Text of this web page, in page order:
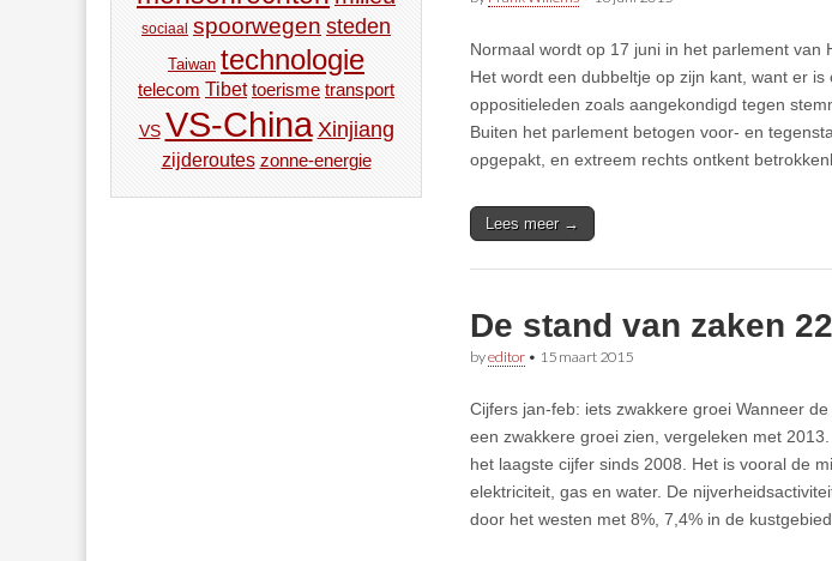
Normaal wordt op 17 juni in het parlement van
Het wordt een dubbeltje op zijn kant, want er
oppositieleden zoals aangekondigd tegen
Buiten het parlement betogen voor- en
opgepakt, en extreem rechts ontkent
Lees meer →
De stand van zaken
byeditor • 15 maart 2015
Cijfers jan-feb: iets zwakkere groei Wanneer
een zwakkere groei zien, vergeleken met
het laagste cijfer sinds 2008. Het is vooral de
elektriciteit, gas en water. De
door het westen met 8%, 7,4% in de
sociaal spoorwegen steden
Taiwan technologie
telecom Tibet toerisme transport
VS VS-China Xinjiang
zijderoutes zonne-energie